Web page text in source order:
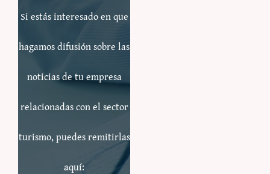
Si estás interesado en que
hagamos difusión sobre las
noticias de tu empresa
relacionadas con el sector
turismo, puedes remitirlas
aquí: